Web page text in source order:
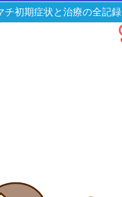
チ初期症状と治療の全記録